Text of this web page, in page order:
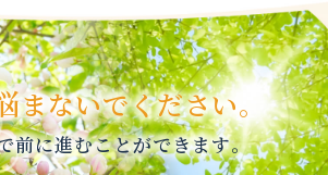
まないでください。
前に進むことができます。